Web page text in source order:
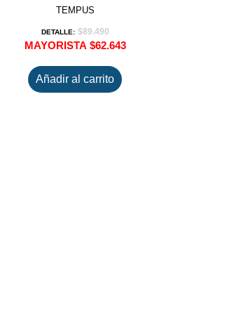
TEMPUS
DETALLE: $89.490
MAYORISTA $62.643
Añadir al carrito